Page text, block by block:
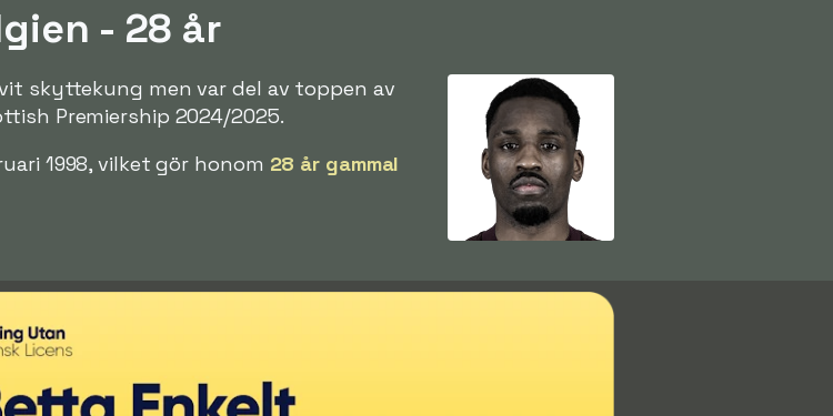
- 28 år
skyttekung men var del av toppen av
Premiership 2024/2025.
1998, vilket gör honom 28 år gammal